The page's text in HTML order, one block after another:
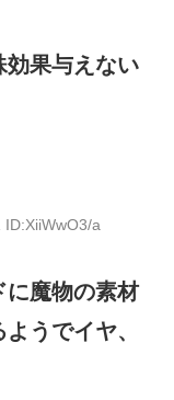
効果与えない
a
に魔物の素材
うでイヤ、